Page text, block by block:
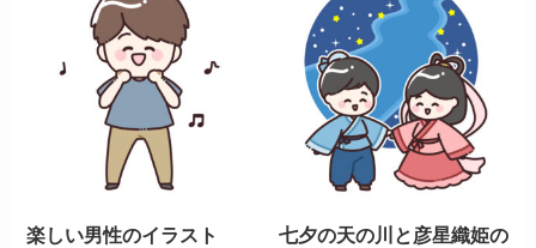
楽しい男性のイラスト
七夕の天の川と彦星織姫の